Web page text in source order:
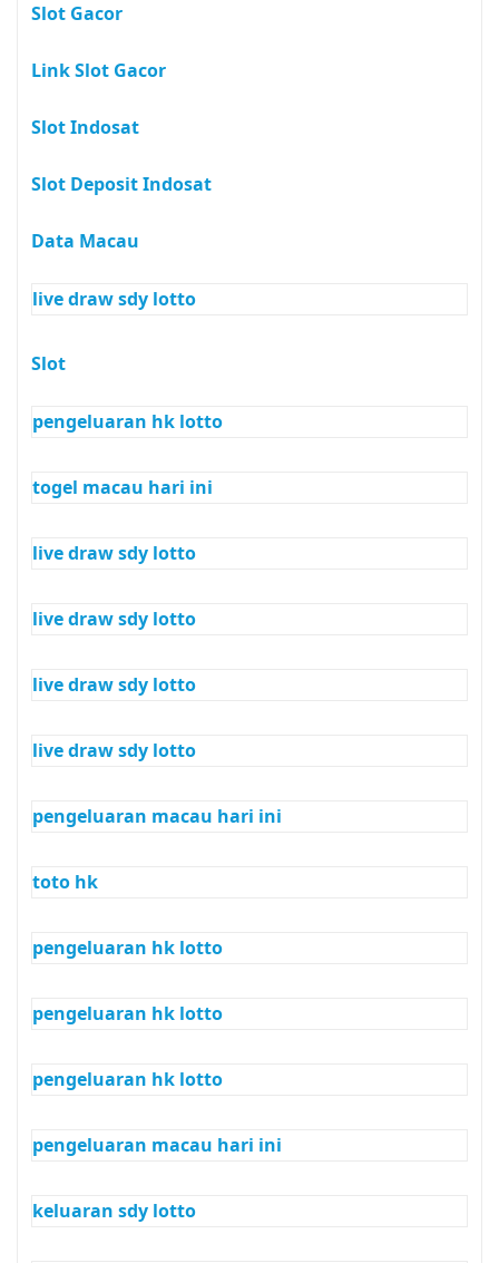
Slot Gacor
Link Slot Gacor
Slot Indosat
Slot Deposit Indosat
Data Macau
live draw sdy lotto
Slot
pengeluaran hk lotto
togel macau hari ini
live draw sdy lotto
live draw sdy lotto
live draw sdy lotto
live draw sdy lotto
pengeluaran macau hari ini
toto hk
pengeluaran hk lotto
pengeluaran hk lotto
pengeluaran hk lotto
pengeluaran macau hari ini
keluaran sdy lotto